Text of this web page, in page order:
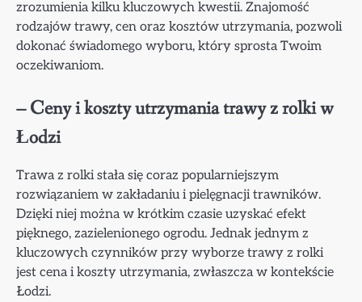
zrozumienia kilku kluczowych kwestii. Znajomość
rodzajów trawy, cen oraz kosztów utrzymania, pozwoli
dokonać świadomego wyboru, który sprosta Twoim
oczekiwaniom.
– Ceny i koszty utrzymania trawy z rolki w
Łodzi
Trawa z rolki stała się coraz popularniejszym
rozwiązaniem w zakładaniu i pielęgnacji trawników.
Dzięki niej można w krótkim czasie uzyskać efekt
pięknego, zazielenionego ogrodu. Jednak jednym z
kluczowych czynników przy wyborze trawy z rolki
jest cena i koszty utrzymania, zwłaszcza w kontekście
Łodzi.